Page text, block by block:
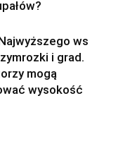
ws
i grad.
mogą
wysokość